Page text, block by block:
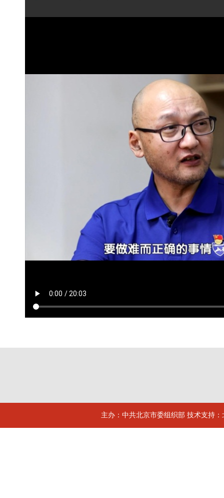
主办：中共北京市委组织部 技术支持